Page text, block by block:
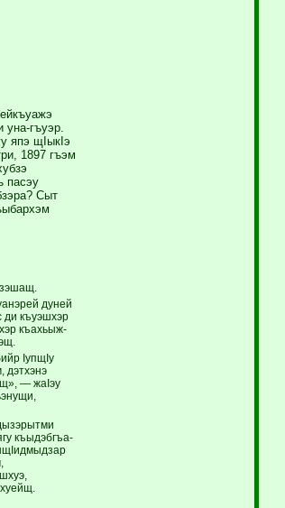
гъуэр.
япэ щIыкIэ
1897 гъэм
пасэу
Сыт
дуней
къуэшхэр
къахьыж-
IупщIу
дэтхэнэ
— жаIэу
къыдэбгъа­